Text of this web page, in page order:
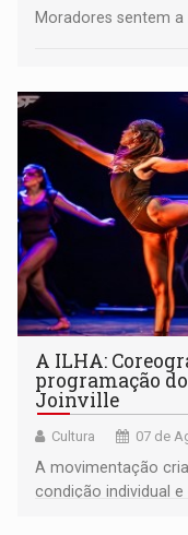
Moradores sentem
A ILHA:
programação
Joinville
Cultura 07 de
A movimentação
condição individual